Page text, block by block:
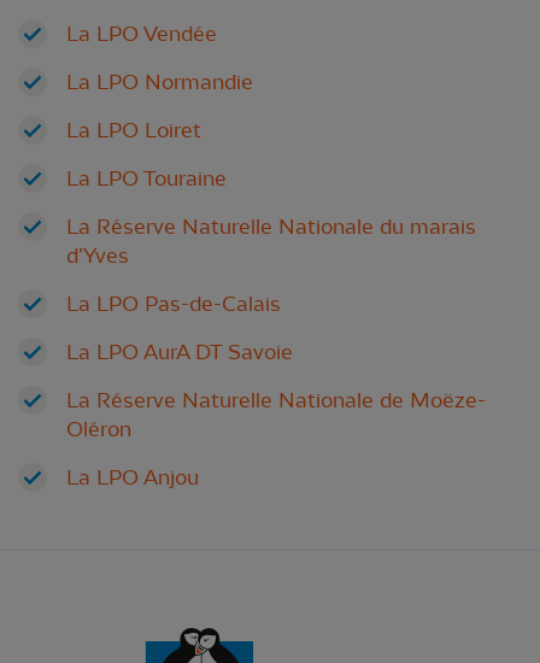
La LPO Vendée
La LPO Normandie
La LPO Loiret
La LPO Touraine
La Réserve Naturelle Nationale du marais
d’Yves
La LPO Pas-de-Calais
La LPO AurA DT Savoie
La Réserve Naturelle Nationale de Moëze-
Oléron
La LPO Anjou